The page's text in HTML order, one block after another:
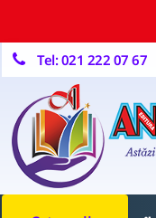
Tel: 021 222 07 67